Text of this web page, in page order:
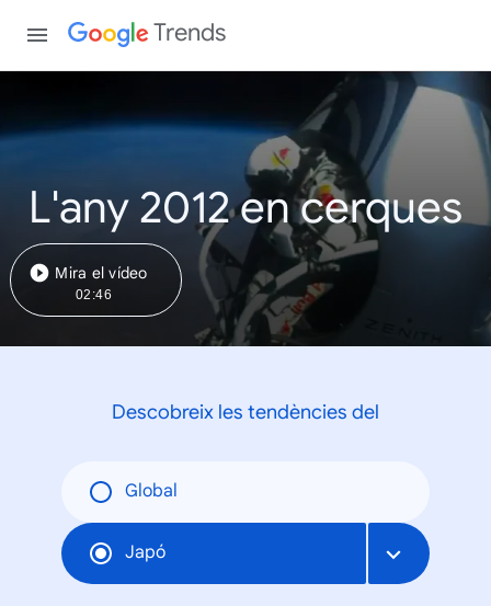
Trends
L'any 2012 en cerques
Mira el vídeo
02:46
Descobreix les tendències del
Global
Japó